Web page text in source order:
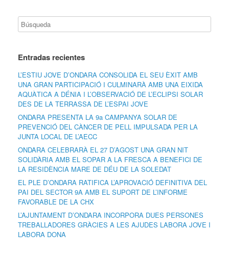
Entradas recientes
L’ESTIU JOVE D’ONDARA CONSOLIDA EL SEU ÈXIT AMB
UNA GRAN PARTICIPACIÓ I CULMINARÀ AMB UNA EIXIDA
AQUÀTICA A DÉNIA I L’OBSERVACIÓ DE L’ECLIPSI SOLAR
DES DE LA TERRASSA DE L’ESPAI JOVE
ONDARA PRESENTA LA 9a CAMPANYA SOLAR DE
PREVENCIÓ DEL CÀNCER DE PELL IMPULSADA PER LA
JUNTA LOCAL DE L’AECC
ONDARA CELEBRARÀ EL 27 D’AGOST UNA GRAN NIT
SOLIDÀRIA AMB EL SOPAR A LA FRESCA A BENEFICI DE
LA RESIDÈNCIA MARE DE DÉU DE LA SOLEDAT
EL PLE D’ONDARA RATIFICA L’APROVACIÓ DEFINITIVA DEL
PAI DEL SECTOR 9A AMB EL SUPORT DE L’INFORME
FAVORABLE DE LA CHX
L’AJUNTAMENT D’ONDARA INCORPORA DUES PERSONES
TREBALLADORES GRÀCIES A LES AJUDES LABORA JOVE I
LABORA DONA